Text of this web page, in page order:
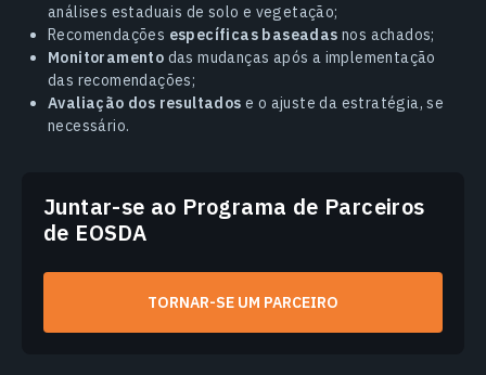
análises estaduais de solo e vegetação;
Recomendações específicas baseadas nos achados;
Monitoramento das mudanças após a implementação
das recomendações;
Avaliação dos resultados e o ajuste da estratégia, se
necessário.
Juntar-se ao Programa de Parceiros
de EOSDA
TORNAR-SE UM PARCEIRO